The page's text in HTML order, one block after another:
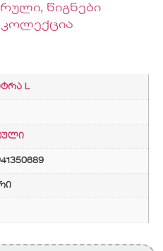
, წიგნები
კოლექცია
L